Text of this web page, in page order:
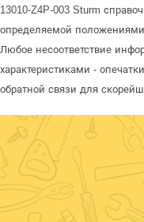
13010-Z4P-003 Sturm
определяемой
Любое несоответствие
характеристиками -
обратной связи для